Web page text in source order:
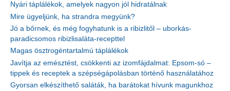
Nyári táplálékok, amelyek nagyon jól hidratálnak
Mire ügyeljünk, ha strandra megyünk?
Jó a bőrnek, és még fogyhatunk is a ribizlitől – uborkás-
paradicsomos ribizlisaláta-recepttel
Magas ösztrogéntartalmú táplálékok
Javítja az emésztést, csökkenti az izomfájdalmat: Epsom-só –
tippek és receptek a szépségápolásban történő használatához
Gyorsan elkészíthető saláták, ha barátokat hívunk magunkhoz